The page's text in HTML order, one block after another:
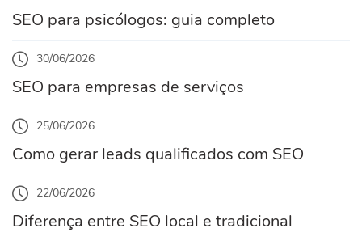
SEO para psicólogos: guia completo
30/06/2026
SEO para empresas de serviços
25/06/2026
Como gerar leads qualificados com SEO
22/06/2026
Diferença entre SEO local e tradicional